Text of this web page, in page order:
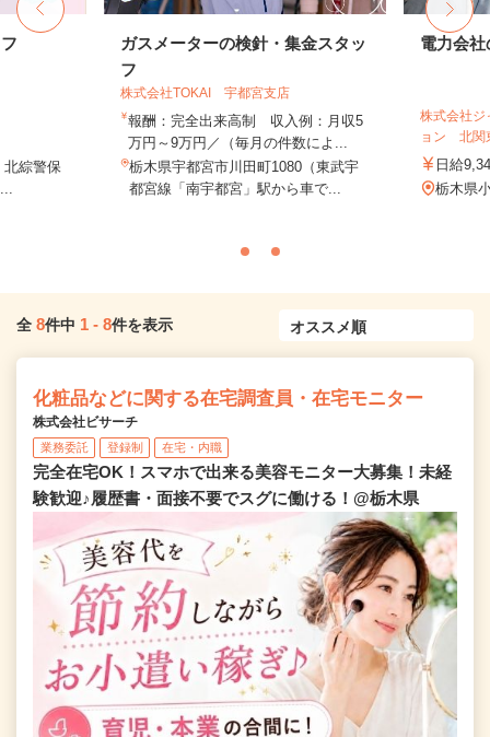
北綜警保
ガスメーターの検針・集金スタッ
フ
株式会社TOKAI 宇都宮支店
報酬：完全出来高制 収入例：月収5
万円～9万円／（毎月の件数によ...
栃木県宇都宮市川田町1080（東武宇
都宮線「南宇都宮」駅から車で...
電力会
株式会社ジ
ョン 北関
日給
栃木県
全 8件中 1 - 8件を表示
化粧品などに関する在宅調査員・在宅モニター
株式会社ビサーチ
業務委託 登録制 在宅・内職
完全在宅OK！スマホで出来る美容モニター大募集！未経
験歓迎♪履歴書・面接不要でスグに働ける！@栃木県